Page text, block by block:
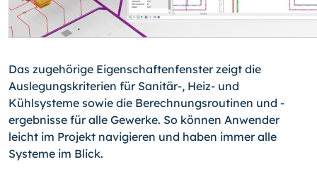
Das zugehörige Eigenschaftenfenster zeigt die
Auslegungskriterien für Sanitär-, Heiz- und
Kühlsysteme sowie die Berechnungsroutinen und -
ergebnisse für alle Gewerke. So können Anwender
leicht im Projekt navigieren und haben immer alle
Systeme im Blick.